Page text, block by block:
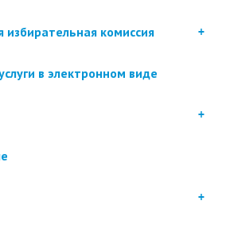
избирательная комиссия
в электронном виде